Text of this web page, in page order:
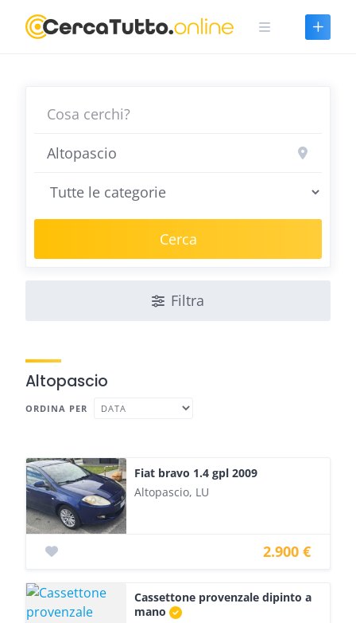
Cerca
Filtra
Altopascio
ORDINA PER
Fiat bravo 1.4 gpl 2009
Altopascio, LU
2.900 €
Cassettone provenzale dipinto a
mano